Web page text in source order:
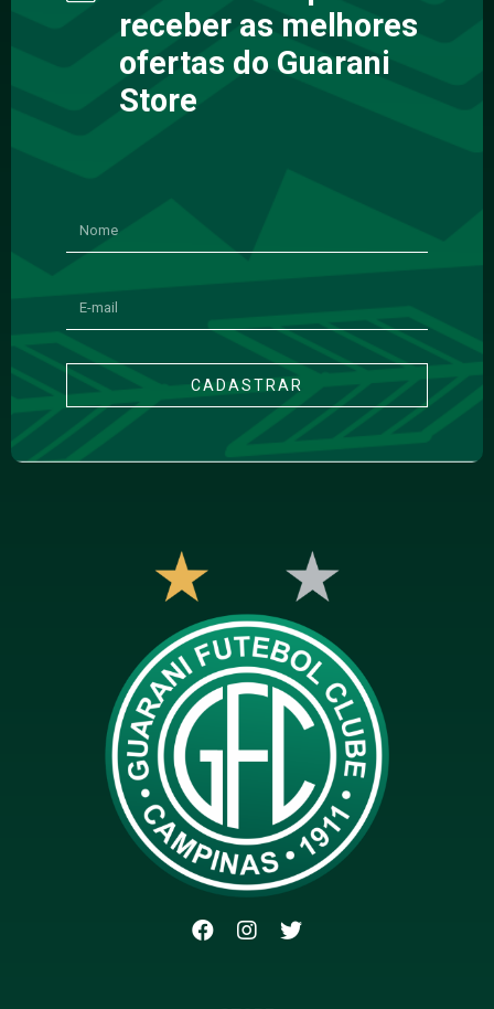
receber as melhores
ofertas do Guarani
Store
CADASTRAR